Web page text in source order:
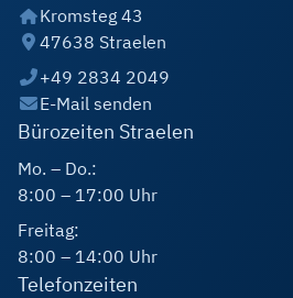
Kromsteg 43
47638 Straelen
+49 2834 2049
E-Mail senden
Bürozeiten Straelen
Mo. – Do.:
8:00 – 17:00 Uhr
Freitag:
8:00 – 14:00 Uhr
Telefonzeiten